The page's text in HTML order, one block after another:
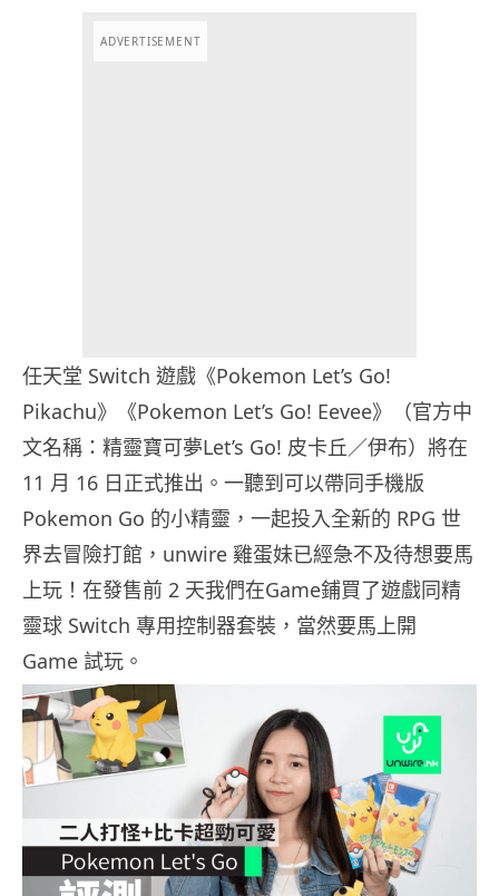
ADVERTISEMENT
任天堂 Switch 遊戲《Pokemon Let’s Go!
Pikachu》《Pokemon Let’s Go! Eevee》（官方中
文名稱：精靈寶可夢Let’s Go! 皮卡丘／伊布）將在
11 月 16 日正式推出。一聽到可以帶同手機版
Pokemon Go 的小精靈，一起投入全新的 RPG 世
界去冒險打館，unwire 雞蛋妹已經急不及待想要馬
上玩！在發售前 2 天我們在Game鋪買了遊戲同精
靈球 Switch 專用控制器套裝，當然要馬上開
Game 試玩。